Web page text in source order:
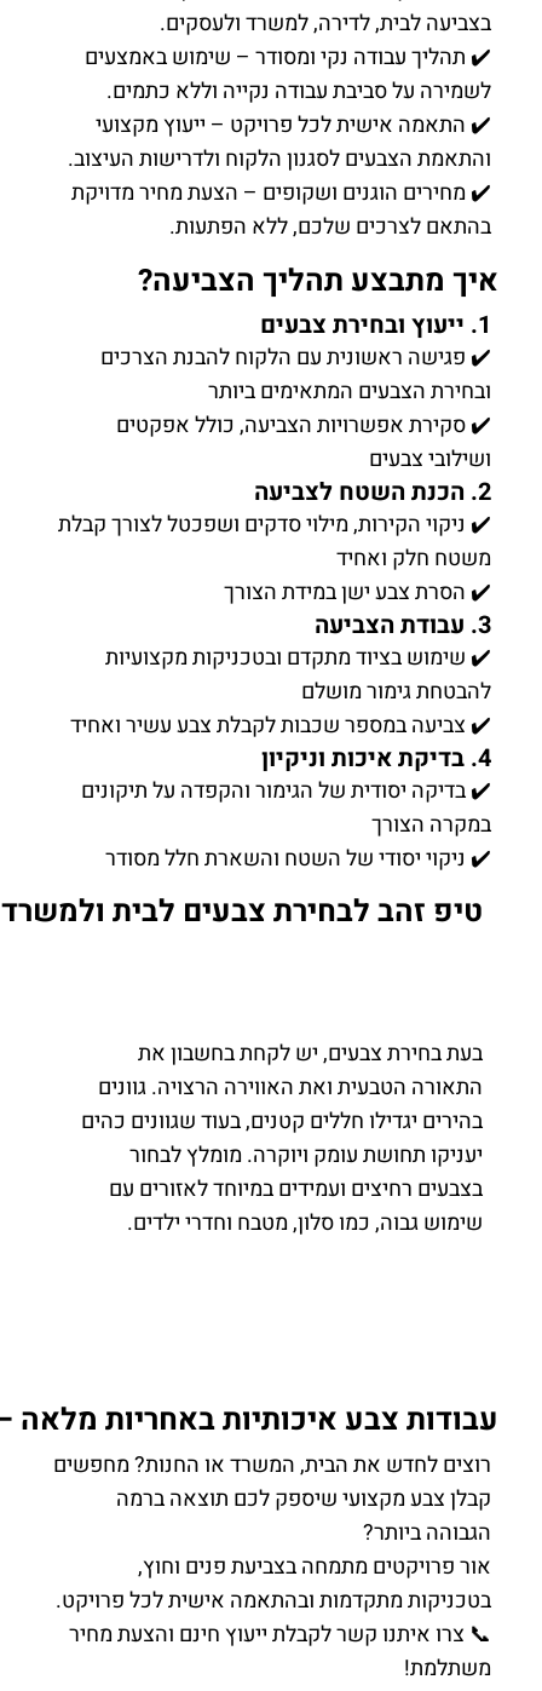
בצביעה לבית, לדירה, למשרד ולעסקים.
✔️ תהליך עבודה נקי ומסודר – שימוש באמצעים
לשמירה על סביבת עבודה נקייה וללא כתמים.
✔️ התאמה אישית לכל פרויקט – ייעוץ מקצועי
והתאמת הצבעים לסגנון הלקוח ולדרישות העיצוב.
✔️ מחירים הוגנים ושקופים – הצעת מחיר מדויקת
בהתאם לצרכים שלכם, ללא הפתעות.
איך מתבצע תהליך הצביעה?
1. ייעוץ ובחירת צבעים
✔️ פגישה ראשונית עם הלקוח להבנת הצרכים
ובחירת הצבעים המתאימים ביותר
✔️ סקירת אפשרויות הצביעה, כולל אפקטים
ושילובי צבעים
2. הכנת השטח לצביעה
✔️ ניקוי הקירות, מילוי סדקים ושפכטל לצורך קבלת
משטח חלק ואחיד
✔️ הסרת צבע ישן במידת הצורך
3. עבודת הצביעה
✔️ שימוש בציוד מתקדם ובטכניקות מקצועיות
להבטחת גימור מושלם
✔️ צביעה במספר שכבות לקבלת צבע עשיר ואחיד
4. בדיקת איכות וניקיון
✔️ בדיקה יסודית של הגימור והקפדה על תיקונים
במקרה הצורך
✔️ ניקוי יסודי של השטח והשארת חלל מסודר
טיפ זהב לבחירת צבעים לבית ולמשרד
בעת בחירת צבעים, יש לקחת בחשבון את
התאורה הטבעית ואת האווירה הרצויה. גוונים
בהירים יגדילו חללים קטנים, בעוד שגוונים כהים
יעניקו תחושת עומק ויוקרה. מומלץ לבחור
בצבעים רחיצים ועמידים במיוחד לאזורים עם
שימוש גבוה, כמו סלון, מטבח וחדרי ילדים.
עבודות צבע איכותיות באחריות מלאה
רוצים לחדש את הבית, המשרד או החנות? מחפשים
קבלן צבע מקצועי שיספק לכם תוצאה ברמה
הגבוהה ביותר?
אור פרויקטים מתמחה בצביעת פנים וחוץ,
בטכניקות מתקדמות ובהתאמה אישית לכל פרויקט.
📞 צרו איתנו קשר לקבלת ייעוץ חינם והצעת מחיר
משתלמת!